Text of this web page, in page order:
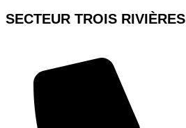
SECTEUR TROIS RIVIÈRES